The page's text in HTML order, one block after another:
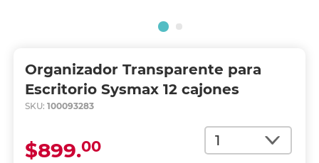
Organizador Transparente para
Escritorio Sysmax 12 cajones
SKU: 100093283
Cantidad
$899.00